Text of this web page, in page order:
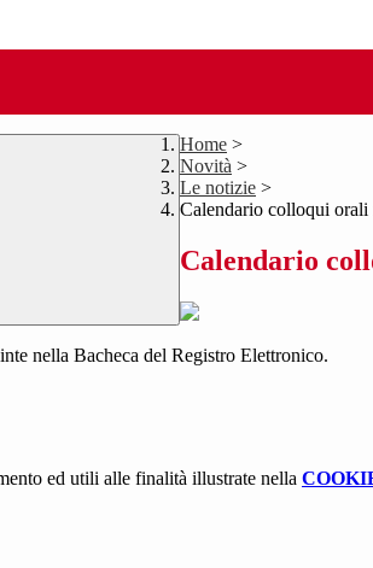
Home >
Novità >
Le notizie >
Calendario colloqui orali
Calendario
nella Bacheca del Registro Elettronico.
ed utili alle finalità illustrate nella